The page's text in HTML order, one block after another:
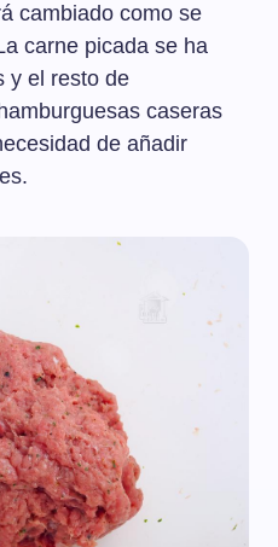
cambiado como se
carne picada se ha
y el resto de
caseras
de añadir